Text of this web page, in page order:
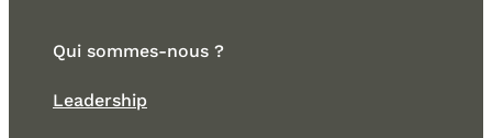
Qui sommes-nous ?
Leadership